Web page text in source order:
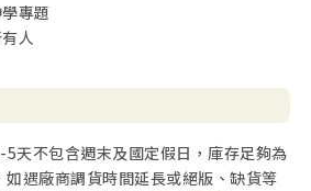
專題
人
天不包含週末及國定假日，庫存足夠為
如遇廠商調貨時間延長或絕版、缺貨等